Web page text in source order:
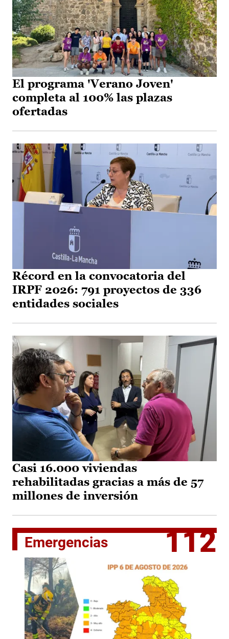
El programa 'Verano Joven'
completa al 100% las plazas
ofertadas
Récord en la convocatoria del
IRPF 2026: 791 proyectos de 336
entidades sociales
Casi 16.000 viviendas
rehabilitadas gracias a más de 57
millones de inversión
Emergencias 112